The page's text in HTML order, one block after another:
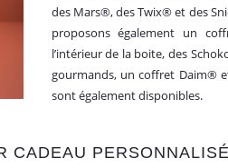
des Mars®, des Twix® et des
proposons également un
l’intérieur de la boite, des
gourmands, un coffret Daim®
sont également disponibles.
CADEAU PERSONNALISÉ